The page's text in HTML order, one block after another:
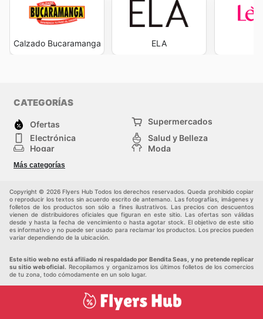
tanto de lasBendita Seas salesy las
Bendita Seas
sales this week
permite a los consumidores optimizar
adquirir productos de calidad a precios inmejorables.
Calzado Bucaramanga ELA
CATEGORÍAS
Ofertas
Supermercados
Electrónica
Salud y Belleza
Hogar
Moda
Herramientas y jardinería
Infancia
Más categorías
Copyright © 2026 Flyers Hub Todos los derechos reservados. Queda prohibido copiar
o reproducir los textos sin acuerdo escrito de antemano. Las fotografías, imágenes y
folletos de los productos son sólo a fines ilustrativos. Las precios con descuentos
vienen de distribuidores oficiales que figuran en este sitio. Las ofertas son válidas
desde y hasta la fecha de vencimiento o hasta agotar stock. El objetivo de este sitio
es informativo y no puede ser usado para reclamar los productos. Los precios pueden
variar dependiendo de la ubicación.
Este sitio web no está afiliado ni respaldado por Bendita Seas, y no pretende replicar
su sitio web oficial. Recopilamos y organizamos los últimos folletos de los comercios
de tu zona, todo cómodamente en un solo lugar.